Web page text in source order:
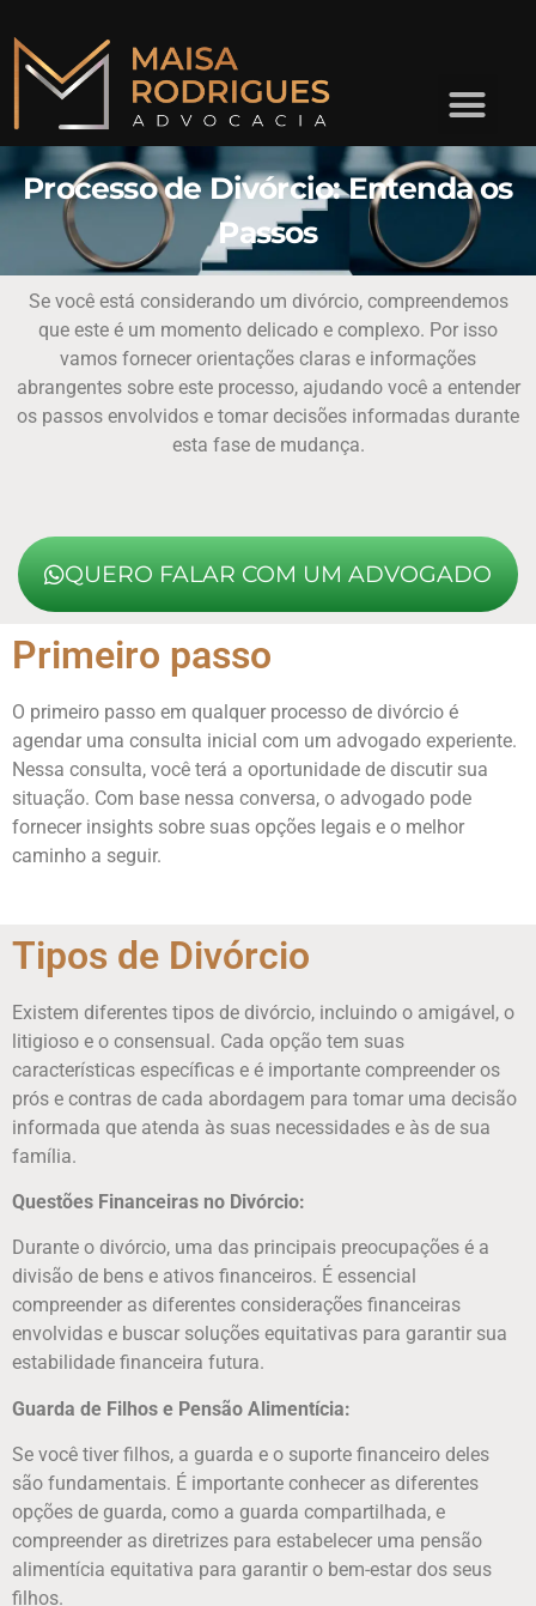
Processo de Divórcio: Entenda os
Passos
Se você está considerando um divórcio, compreendemos
que este é um momento delicado e complexo. Por isso
vamos fornecer orientações claras e informações
abrangentes sobre este processo, ajudando você a entender
os passos envolvidos e tomar decisões informadas durante
esta fase de mudança.
QUERO FALAR COM UM ADVOGADO
Primeiro passo
O primeiro passo em qualquer processo de divórcio é
agendar uma consulta inicial com um advogado experiente.
Nessa consulta, você terá a oportunidade de discutir sua
situação. Com base nessa conversa, o advogado pode
fornecer insights sobre suas opções legais e o melhor
caminho a seguir.
Tipos de Divórcio
Existem diferentes tipos de divórcio, incluindo o amigável, o
litigioso e o consensual. Cada opção tem suas
características específicas e é importante compreender os
prós e contras de cada abordagem para tomar uma decisão
informada que atenda às suas necessidades e às de sua
família.
Questões Financeiras no Divórcio:
Durante o divórcio, uma das principais preocupações é a
divisão de bens e ativos financeiros. É essencial
compreender as diferentes considerações financeiras
envolvidas e buscar soluções equitativas para garantir sua
estabilidade financeira futura.
Guarda de Filhos e Pensão Alimentícia:
Se você tiver filhos, a guarda e o suporte financeiro deles
são fundamentais. É importante conhecer as diferentes
opções de guarda, como a guarda compartilhada, e
compreender as diretrizes para estabelecer uma pensão
alimentícia equitativa para garantir o bem-estar dos seus
filhos.